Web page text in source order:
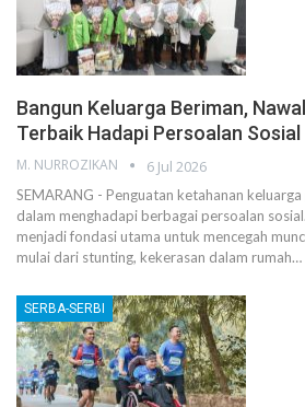
Bangun Keluarga Beriman,
Terbaik Hadapi Persoalan Sosial
M. NURROZIKAN 6 Jul 2026
SEMARANG - Penguatan ketahanan
dalam menghadapi berbagai persoalan
menjadi fondasi utama untuk mencegah
mulai dari stunting, kekerasan dalam rumah…
SERBA-SERBI